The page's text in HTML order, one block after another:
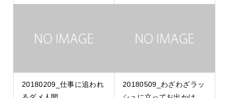
20180209_仕事に追われ
20180509_わざわざラッ